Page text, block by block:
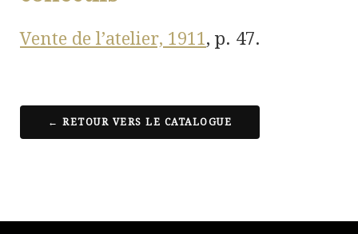
Vente de l’atelier, 1911, p. 47.
← RETOUR VERS LE CATALOGUE